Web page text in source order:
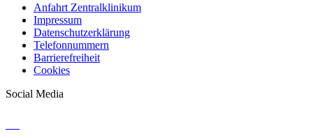
Anfahrt Zentralklinikum
Impressum
Datenschutzerklärung
Telefonnummern
Barrierefreiheit
Cookies
Social Media